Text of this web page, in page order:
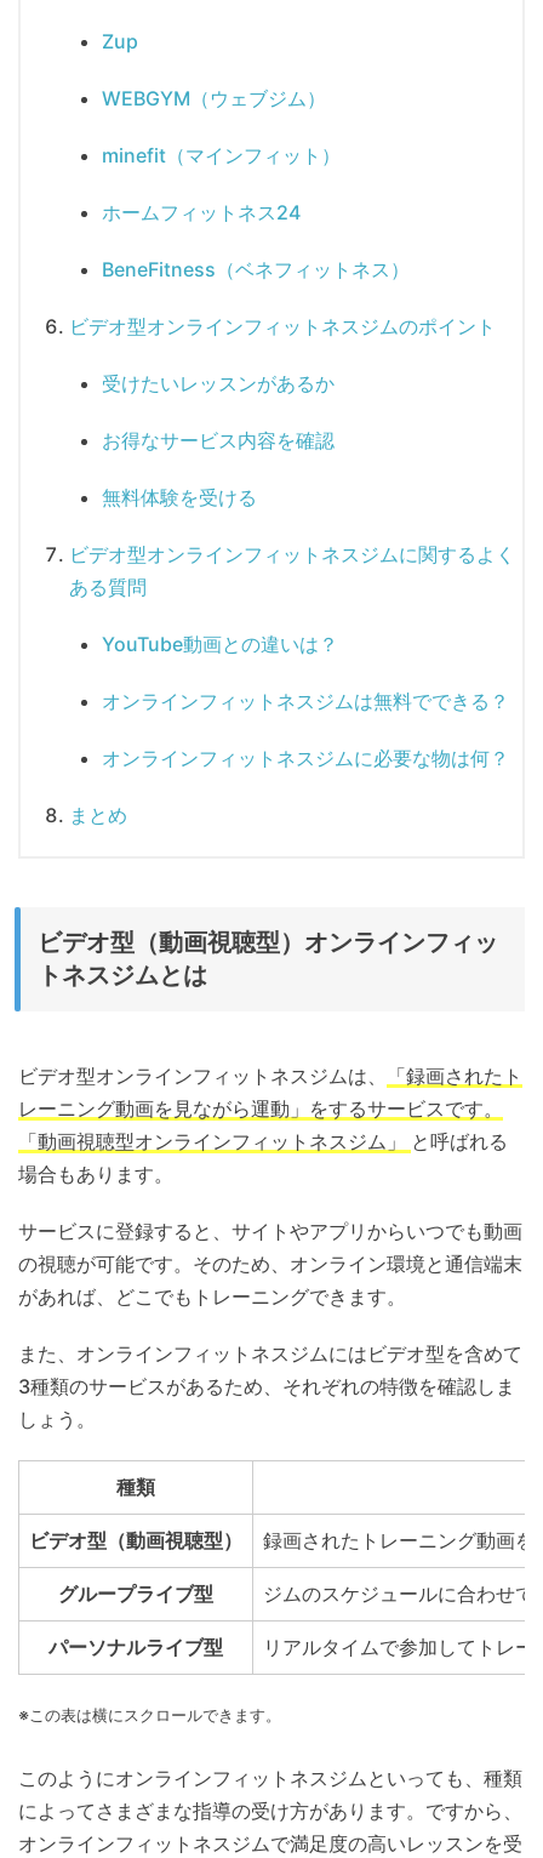
Zup
WEBGYM（ウェブジム）
minefit（マインフィット）
ホームフィットネス24
BeneFitness（ベネフィットネス）
ビデオ型オンラインフィットネスジムのポイント
受けたいレッスンがあるか
お得なサービス内容を確認
無料体験を受ける
ビデオ型オンラインフィットネスジムに関するよく
ある質問
YouTube動画との違いは？
オンラインフィットネスジムは無料でできる？
オンラインフィットネスジムに必要な物は何？
まとめ
ビデオ型（動画視聴型）オンラインフィッ
トネスジムとは
ビデオ型オンラインフィットネスジムは、
「録画されたト
レーニング動画を見ながら運動」をするサービスです。
「動画視聴型オンラインフィットネスジム」 と呼ばれる
場合もあります。
サービスに登録すると、サイトやアプリからいつでも動画
の視聴が可能です。そのため、オンライン環境と通信端末
があれば、どこでもトレーニングできます。
また、オンラインフィットネスジムにはビデオ型を含めて
3種類のサービスがあるため、それぞれの特徴を確認しま
しょう。
種類
ビデオ型（動画視聴型） 録画されたトレーニング動画を
グループライブ型 ジムのスケジュールに合わせ
パーソナルライブ型 リアルタイムで参加してトレ
※この表は横にスクロールできます。
このようにオンラインフィットネスジムといっても、種類
によってさまざまな指導の受け方があります。ですから、
オンラインフィットネスジムで満足度の高いレッスンを受